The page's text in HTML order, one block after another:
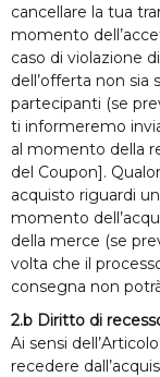
cancellare la tua
momento
caso di violazione
dell’offerta non
partecipanti (se
ti informeremo
al momento della
del Coupon].
acquisto riguardi
momento
della merce (se
volta che il
consegna non
2.b Diritto di
Ai sensi
recedere